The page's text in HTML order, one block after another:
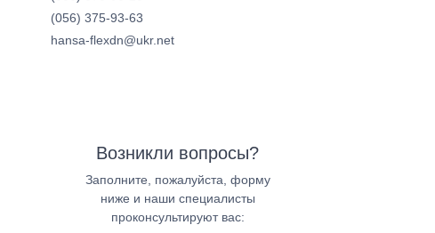
(056) 375-93-63
hansa-flexdn@ukr.net
Возникли вопросы?
Заполните, пожалуйста, форму
ниже и наши специалисты
проконсультируют вас: